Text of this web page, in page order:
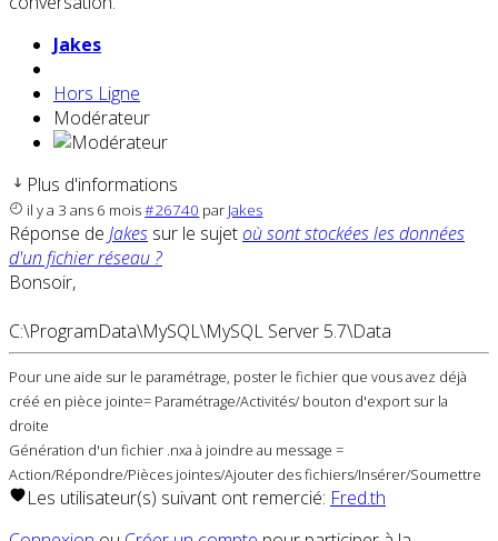
Jakes
Hors Ligne
Modérateur
Plus d'informations
il y a 3 ans 6 mois#26740 par Jakes
Réponse de Jakes sur le sujetoù sont stockées les données
d'un fichier réseau ?
Bonsoir,
C:\ProgramData\MySQL\MySQL Server 5.7\Data
Pour une aide sur le paramétrage, poster le fichier que vous avez déjà
créé en pièce jointe= Paramétrage/Activités/ bouton d'export sur la
droite
Génération d'un fichier .nxa à joindre au message =
Action/Répondre/Pièces jointes/Ajouter des fichiers/Insérer/Soumettre
Les utilisateur(s) suivant ont remercié: Fred.th